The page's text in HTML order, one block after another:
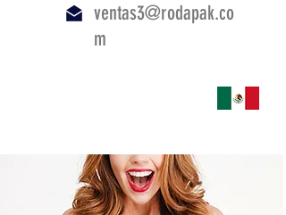
ventas3@rodapak.co
m